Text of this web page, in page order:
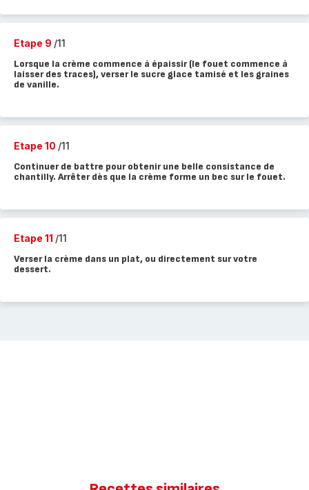
Etape 9 /11
Lorsque la crème commence à épaissir (le fouet commence à
laisser des traces), verser le sucre glace tamisé et les graines
de vanille.
Etape 10 /11
Continuer de battre pour obtenir une belle consistance de
chantilly. Arrêter dès que la crème forme un bec sur le fouet.
Etape 11 /11
Verser la crème dans un plat, ou directement sur votre
dessert.